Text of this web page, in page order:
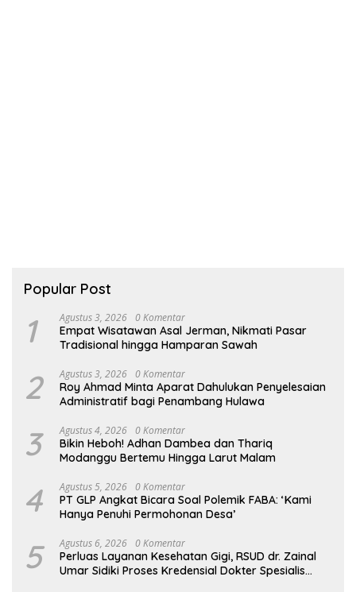
Popular Post
1 Agustus 3, 2026 0 Komentar
Empat Wisatawan Asal Jerman, Nikmati Pasar
Tradisional hingga Hamparan Sawah
2 Agustus 3, 2026 0 Komentar
Roy Ahmad Minta Aparat Dahulukan Penyelesaian
Administratif bagi Penambang Hulawa
3 Agustus 4, 2026 0 Komentar
Bikin Heboh! Adhan Dambea dan Thariq
Modanggu Bertemu Hingga Larut Malam
4 Agustus 5, 2026 0 Komentar
PT GLP Angkat Bicara Soal Polemik FABA: ‘Kami
Hanya Penuhi Permohonan Desa’
5 Agustus 6, 2026 0 Komentar
Perluas Layanan Kesehatan Gigi, RSUD dr. Zainal
Umar Sidiki Proses Kredensial Dokter Spesialis